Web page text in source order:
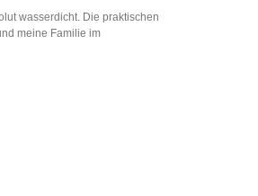
wasserdicht. Die praktischen
meine Familie im